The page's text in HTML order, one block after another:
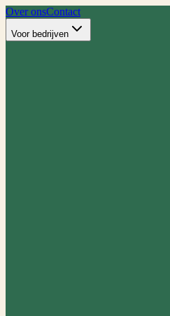
Over onsContact
Voor bedrijven